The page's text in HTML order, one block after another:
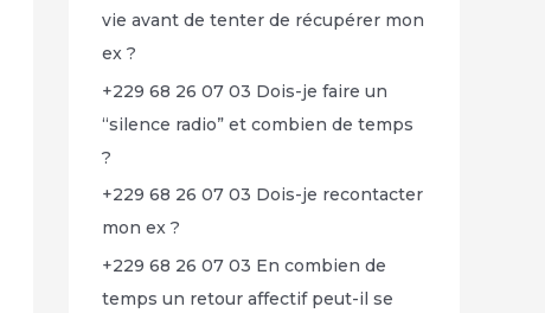
vie avant de tenter de récupérer mon
ex ?
+229 68 26 07 03 Dois-je faire un
“silence radio” et combien de temps
?
+229 68 26 07 03 Dois-je recontacter
mon ex ?
+229 68 26 07 03 En combien de
temps un retour affectif peut-il se